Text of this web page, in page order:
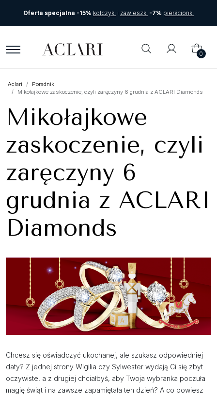
Oferta specjalna -15% kolczyki i zawieszki -7% pierścionki
0
Aclari
Poradnik
Mikołajkowe zaskoczenie, czyli zaręczyny 6 grudnia z ACLARI Diamonds
Mikołajkowe
zaskoczenie, czyli
zaręczyny 6
grudnia z ACLARI
Diamonds
Chcesz się oświadczyć ukochanej, ale szukasz odpowiedniej
daty? Z jednej strony Wigilia czy Sylwester wydają Ci się zbyt
oczywiste, a z drugiej chciałbyś, aby Twoja wybranka poczuła
magię świąt i na zawsze zapamiętała ten dzień? A co powiesz